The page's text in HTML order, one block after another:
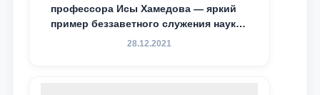
профессора Исы Хамедова — яркий
пример беззаветного служения науке,
Родине и воспитанию молодого
28.12.2021